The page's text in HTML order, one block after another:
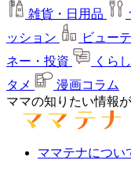
雑貨・日用品
ッション
ビュー
ネー・投資
くら
タメ
漫画コラム
ママの知りたい情報
ママテナについ